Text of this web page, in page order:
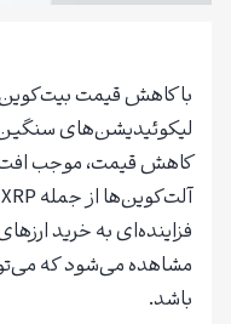
کاهش قیمت، موجب
فزاینده‌ای به خرید
مشاهده می‌شود که
باشد.